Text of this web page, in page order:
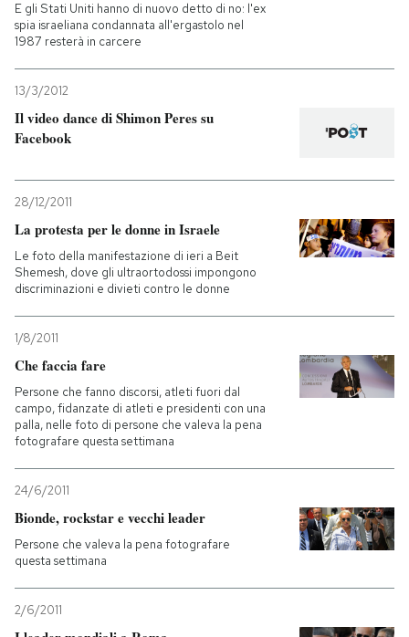
E gli Stati Uniti hanno di nuovo detto di no: l'ex
spia israeliana condannata all'ergastolo nel
1987 resterà in carcere
13/3/2012
Il video dance di Shimon Peres su
Facebook
28/12/2011
La protesta per le donne in Israele
Le foto della manifestazione di ieri a Beit
Shemesh, dove gli ultraortodossi impongono
discriminazioni e divieti contro le donne
1/8/2011
Che faccia fare
Persone che fanno discorsi, atleti fuori dal
campo, fidanzate di atleti e presidenti con una
palla, nelle foto di persone che valeva la pena
fotografare questa settimana
24/6/2011
Bionde, rockstar e vecchi leader
Persone che valeva la pena fotografare
questa settimana
2/6/2011